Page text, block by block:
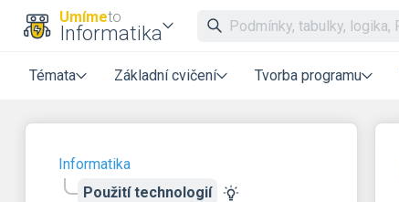
Umímeto
Informatika
Témata Základní cvičení Tvorba programu
Informatika
Použití technologií